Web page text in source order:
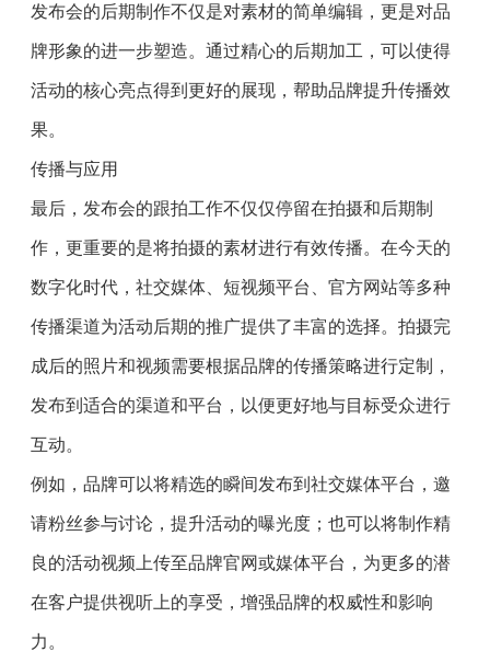
发布会的后期制作不仅是对素材的简单编辑，更是对品
牌形象的进一步塑造。通过精心的后期加工，可以使得
活动的核心亮点得到更好的展现，帮助品牌提升传播效
果。
传播与应用
最后，发布会的跟拍工作不仅仅停留在拍摄和后期制
作，更重要的是将拍摄的素材进行有效传播。在今天的
数字化时代，社交媒体、短视频平台、官方网站等多种
传播渠道为活动后期的推广提供了丰富的选择。拍摄完
成后的照片和视频需要根据品牌的传播策略进行定制，
发布到适合的渠道和平台，以便更好地与目标受众进行
互动。
例如，品牌可以将精选的瞬间发布到社交媒体平台，邀
请粉丝参与讨论，提升活动的曝光度；也可以将制作精
良的活动视频上传至品牌官网或媒体平台，为更多的潜
在客户提供视听上的享受，增强品牌的权威性和影响
力。